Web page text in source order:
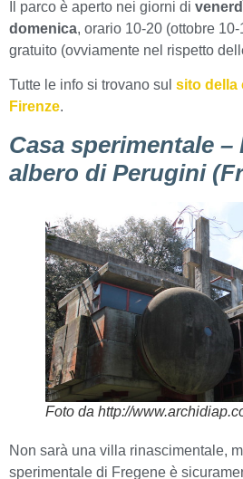
Il parco è aperto nei giorni di
domenica, orario 10-20 (ottobre
gratuito (ovviamente nel rispetto
Tutte le info si trovano sul sito della
Firenze.
Casa sperimentale –
albero di Perugini
Foto da http://
Non sarà una villa rinascimentale,
sperimentale di Fregene è